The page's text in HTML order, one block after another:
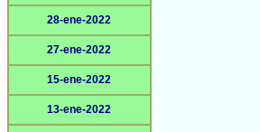
28-ene-2022
27-ene-2022
15-ene-2022
13-ene-2022